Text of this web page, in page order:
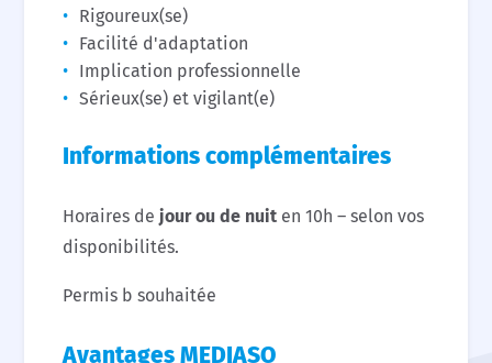
Rigoureux(se)
Facilité d'adaptation
Implication professionnelle
Sérieux(se) et vigilant(e)
Informations complémentaires
Horaires dejour ou de nuit en 10h – selon vos
disponibilités.
Permis b souhaitée
Avantages MEDIASO